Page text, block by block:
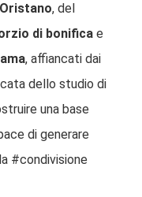
, del
di bonifica e
, affiancati dai
dello studio di
una base
di generare
#condivisione